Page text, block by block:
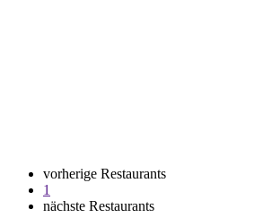
vorherige Restaurants
1
nächste Restaurants